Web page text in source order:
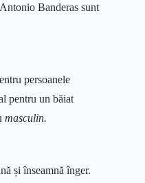
Banderas sunt
persoanele
pentru un băiat
masculin.
și înseamnă înger.